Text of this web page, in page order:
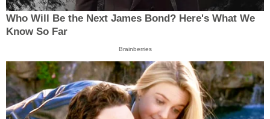
Who Will Be the Next James Bond? Here's What We
Know So Far
Brainberries